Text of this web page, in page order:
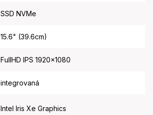
SSD NVMe
15.6" (39.6cm)
FullHD IPS 1920x1080
integrovaná
Intel Iris Xe Graphics